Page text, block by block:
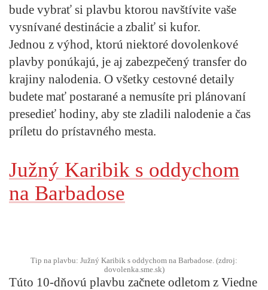
bude vybrať si plavbu ktorou navštívite vaše
vysnívané destinácie a zbaliť si kufor.
Jednou z výhod, ktorú niektoré dovolenkové
plavby ponúkajú, je aj zabezpečený transfer do
krajiny nalodenia. O všetky cestovné detaily
budete mať postarané a nemusíte pri plánovaní
presedieť hodiny, aby ste zladili nalodenie a čas
príletu do prístavného mesta.
Južný Karibik s oddychom
na Barbadose
Tip na plavbu: Južný Karibik s oddychom na Barbadose. (zdroj:
dovolenka.sme.sk)
Túto 10-dňovú plavbu začnete odletom z Viedne